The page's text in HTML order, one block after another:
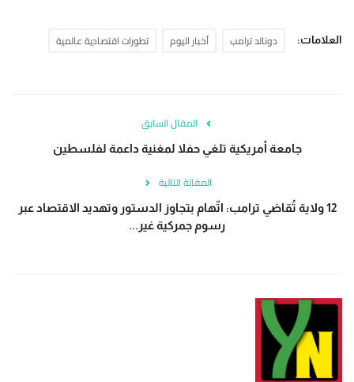
العلامات: دونالد ترامب أخبار اليوم تطورات اقتصادية عالمية
المقال السابق
جامعة أمريكية تلغي حفلا لمغنية داعمة لفلسطين
المقالة التالية
12 ولاية تُقاضي ترامب: اتّهام بتجاوز الدستور وتهديد الاقتصاد عبر
رسوم جمركية غير...